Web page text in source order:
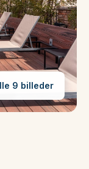
9 billeder